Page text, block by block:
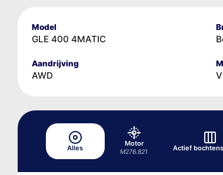
Model
GLE 400 4MATIC
Aandrijving
AWD V
Alles
Motor
M276.821 Actief